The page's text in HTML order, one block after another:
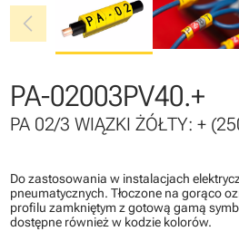
chevron_left
PA-02003PV40.+
PA 02/3 WIĄZKI ŻÓŁTY: +
Do zastosowania w instalacjach
pneumatycznych. Tłoczone na gorąco
profilu zamkniętym z gotową gamą
dostępne również w kodzie kolorów.